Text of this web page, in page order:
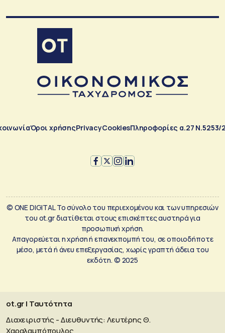
Όροι χρήσηςPrivacyCookiesΠληροφορίες α.27 Ν.5253/
© ONE DIGITAL Το σύνολο του περιεχομένου και των υπηρεσιών
του ot.gr διατίθεται στους επισκέπτες αυστηρά για
προσωπική χρήση.
Απαγορεύεται η χρήση ή επανεκπομπή του, σε οποιοδήποτε
μέσο, μετά ή άνευ επεξεργασίας, χωρίς γραπτή άδεια του
εκδότη. © 2025
ot.gr | Ταυτότητα
Διαχειριστής - Διευθυντής: Λευτέρης Θ.